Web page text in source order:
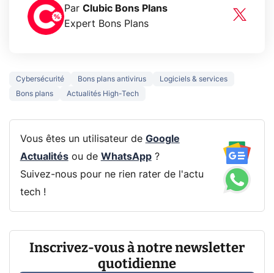
Par Clubic Bons Plans
Expert Bons Plans
Cybersécurité Bons plans antivirus
Logiciels & services
Bons plans
Actualités High-Tech
Vous êtes un utilisateur de Google
Actualitésou de WhatsApp?
Suivez-nous pour ne rien rater de l'actu
tech !
Inscrivez-vous à notre newsletter
quotidienne